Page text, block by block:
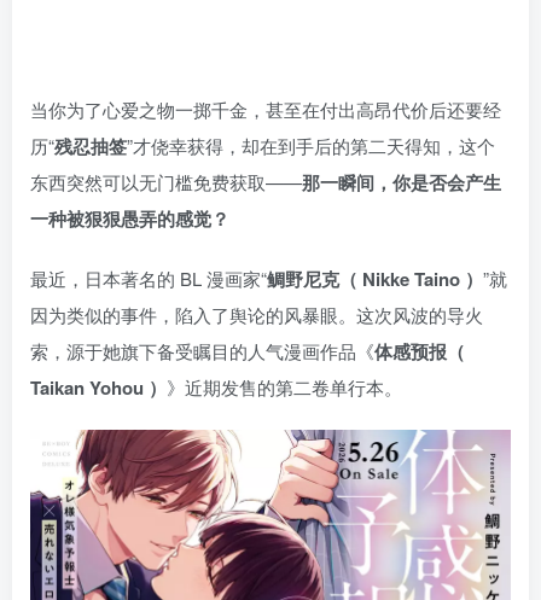
当你为了心爱之物一掷千金，甚至在付出高昂代价后还要经
历“残忍抽签”才侥幸获得，却在到手后的第二天得知，这个
东西突然可以无门槛免费获取——那一瞬间，你是否会产生
一种被狠狠愚弄的感觉？
最近，日本著名的 BL 漫画家“鲷野尼克（ Nikke Taino ） ”就
因为类似的事件，陷入了舆论的风暴眼。这次风波的导火
索，源于她旗下备受瞩目的人气漫画作品《体感预报（
Taikan Yohou ） 》近期发售的第二卷单行本。